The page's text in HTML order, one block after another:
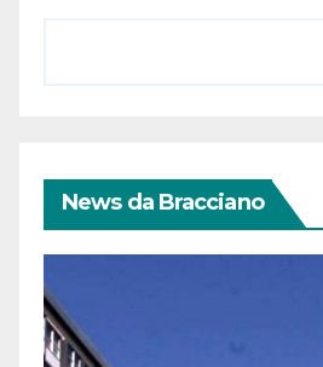
News da Bracciano